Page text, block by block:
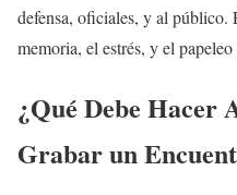
defensa, oficiales, y al público.
memoria, el estrés, y el
¿Qué Debe Hacer
Grabar un